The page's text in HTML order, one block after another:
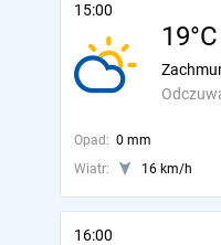
15:00
19°C
Opad: 0 mm
Wiatr:
16 km/h
16:00